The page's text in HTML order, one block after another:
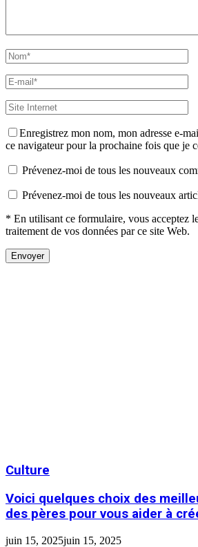
Enregistrez mon nom, mon adresse e-
ce navigateur pour la prochaine fois que je
Prévenez-moi de tous les nouveaux
Prévenez-moi de tous les nouveaux
* En utilisant ce formulaire, vous acceptez
traitement de vos données par ce site Web.
Culture
Voici quelques choix des
des pères pour vous aider à
juin 15, 2025juin 15, 2025